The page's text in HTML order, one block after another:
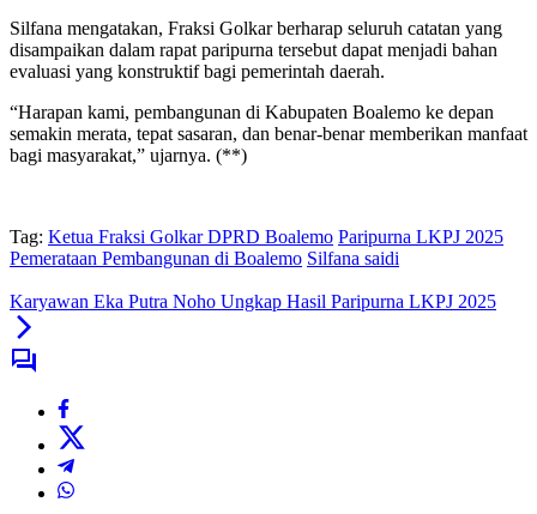
Silfana mengatakan, Fraksi Golkar berharap seluruh catatan yang
disampaikan dalam rapat paripurna tersebut dapat menjadi bahan
evaluasi yang konstruktif bagi pemerintah daerah.
“Harapan kami, pembangunan di Kabupaten Boalemo ke depan
semakin merata, tepat sasaran, dan benar-benar memberikan manfaat
bagi masyarakat,” ujarnya. (**)
Tag: Ketua Fraksi Golkar DPRD Boalemo Paripurna LKPJ 2025
Pemerataan Pembangunan di Boalemo Silfana saidi
Karyawan Eka Putra Noho Ungkap Hasil Paripurna LKPJ 2025